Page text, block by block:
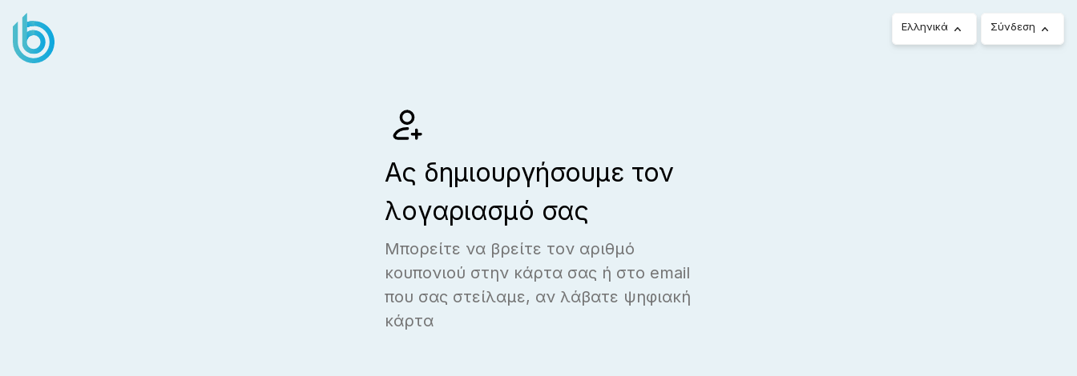
Ελληνικά Σύνδεση
Ας δημιουργήσουμε τον
λογαριασμό σας
Μπορείτε να βρείτε τον αριθμό
κουπονιού στην κάρτα σας ή στο email
που σας στείλαμε, αν λάβατε ψηφιακή
κάρτα